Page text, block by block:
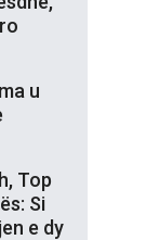
u
Top
Si
e dy